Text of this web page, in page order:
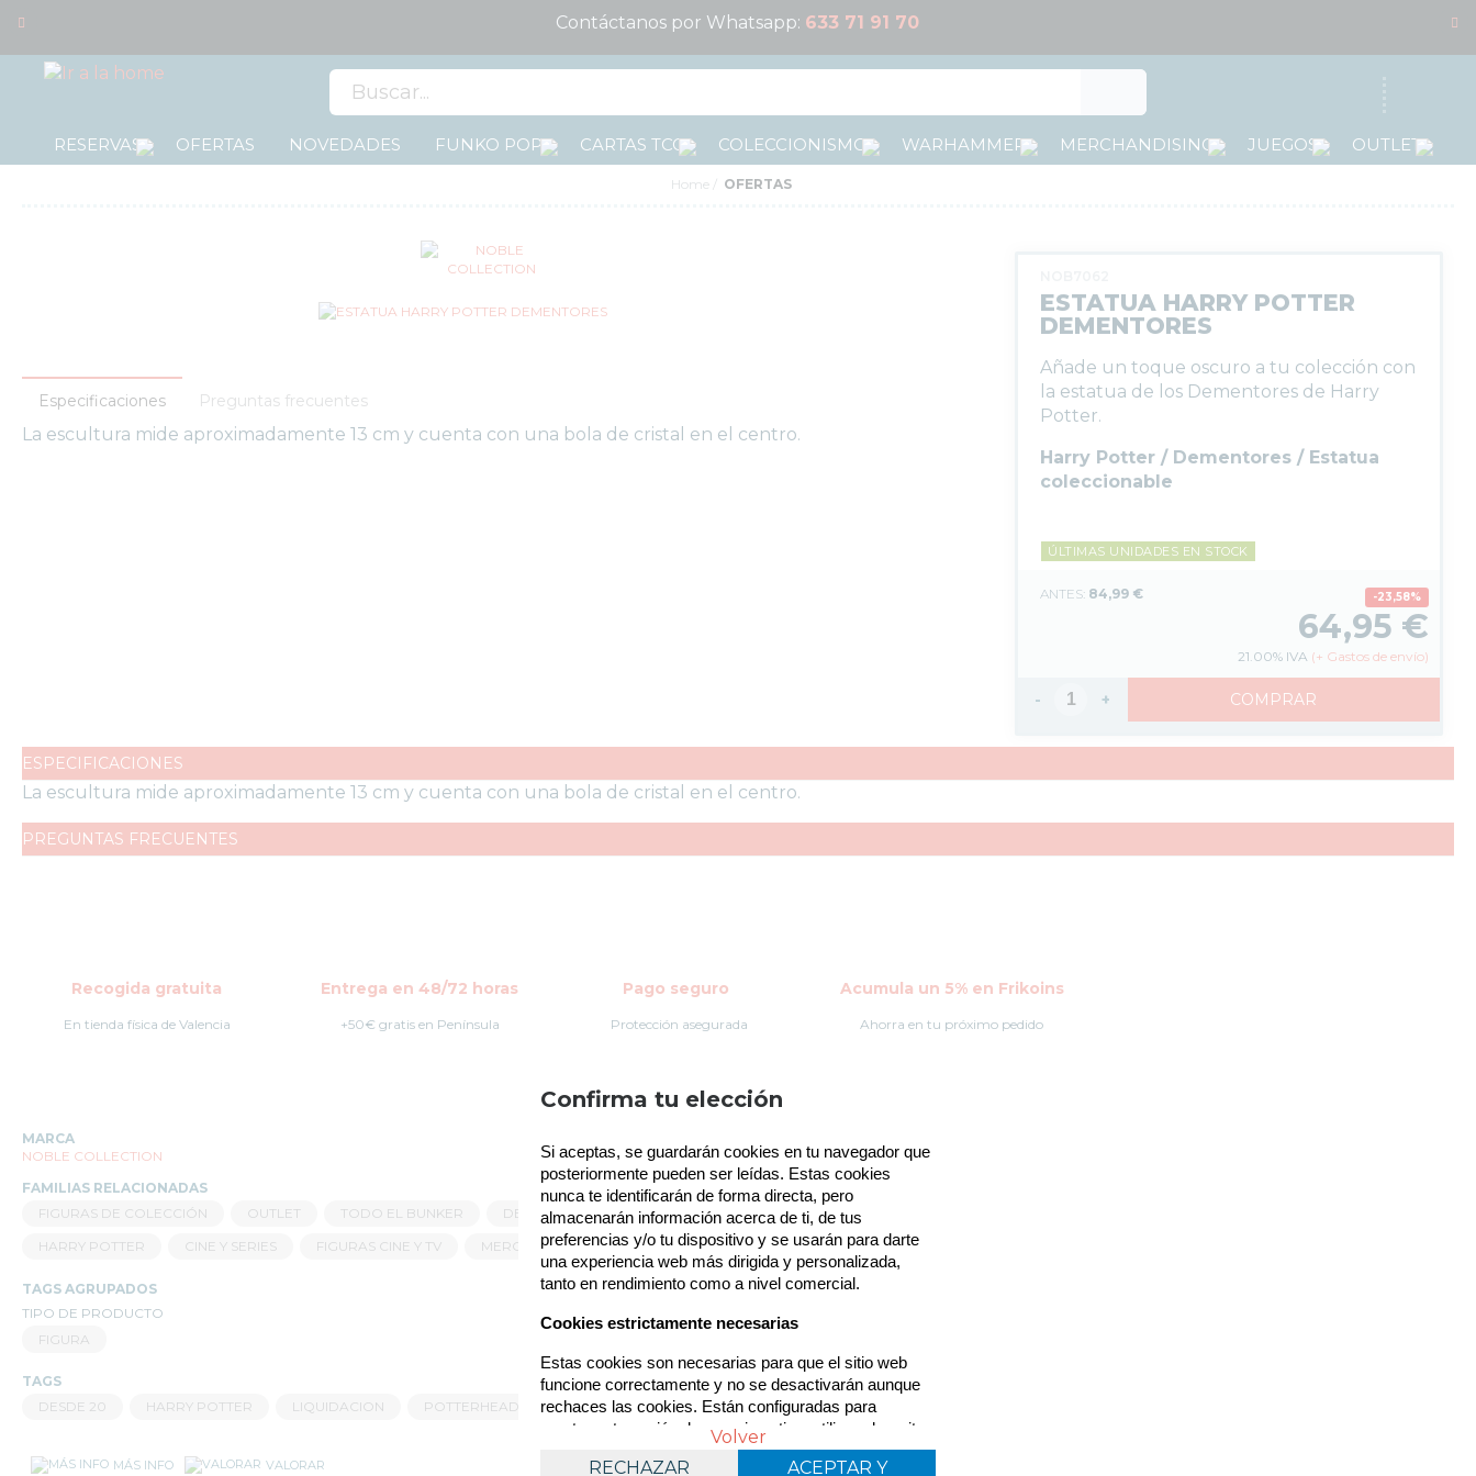
Contáctanos por Whatsapp: 633 71 91 70
0
RESERVAS OFERTAS NOVEDADES FUNKO POP! CARTAS TCG COLECCIONISMO WARHAMMER MERCHANDISING JUEGOS OUTLET
WARHAMMER
CARTAS
TCG
Home OFERTAS
ESTATUA HARRY POTTER
DEMENTORES
Añade un toque oscuro a tu colección con
la estatua de los Dementores de Harry
Potter.
Harry Potter / Dementores / Estatua
coleccionable
ÚLTIMAS UNIDADES EN STOCK
84,99 € 23,58%
64,95 €
21.00% IVA (+ Gastos de envío)
- + COMPRAR
Especificaciones Preguntas frecuentes
La escultura mide aproximadamente 13 cm y cuenta con una bola de cristal en el centro.
ESPECIFICACIONES
La escultura mide aproximadamente 13 cm y cuenta con una bola de cristal en el centro.
PREGUNTAS FRECUENTES
Recogida gratuita Entrega en 48/72 horas Pago seguro Acumula un 5% en Frikoins
En tienda física de Valencia +50€ gratis en Península Protección asegurada Ahorra en tu próximo pedido
MARCA
NOBLE COLLECTION
FAMILIAS RELACIONADAS
FIGURAS DE COLECCIÓN
OUTLET TODO EL BUNKER DESDE 20€ COLECCIONISMO
REGALOS FRIKIS
HARRY POTTER
CINE Y SERIES FIGURAS CINE Y TV MERCHANDISING OFERTAS
TAGS AGRUPADOS
TIPO DE PRODUCTO
FIGURA
TAGS
DESDE 20
HARRY POTTER LIQUIDACION POTTERHEAD UNIVERSO HARRY POTTER
MÁS INFO VALORAR
Política de gestión de Cookies
funcionamiento del sitio. Además, se utilizan otras
de terceros que analizan cómo se usan nuestros
servicios para mejorar la experiencia de usuario,
divulgar ofertas comerciales personalizadas o
realizar análisis de sus hábitos de navegación. Pulse
el botón para aceptarlas o “Configurar” para poder
bloquearlas. Puede revisar toda la información y
desde nuestra Política de Cookies.
Política de cookies
RECHAZAR
ACEPTAR Y
Confirma tu elección
Si aceptas, se guardarán cookies en tu navegador que
posteriormente pueden ser leídas. Estas cookies
nunca te identificarán de forma directa, pero
almacenarán información acerca de ti, de tus
preferencias y/o tu dispositivo y se usarán para darte
una experiencia web más dirigida y personalizada,
tanto en rendimiento como a nivel comercial.
Cookies estrictamente necesarias
Estas cookies son necesarias para que el sitio web
funcione correctamente y no se desactivarán aunque
rechaces las cookies. Están configuradas para
mantener tu sesión de usuario activa, utilizar el carrito
de compra, rellenar formularios. Estas cookies no
Volver
RECHAZAR
ACEPTAR Y